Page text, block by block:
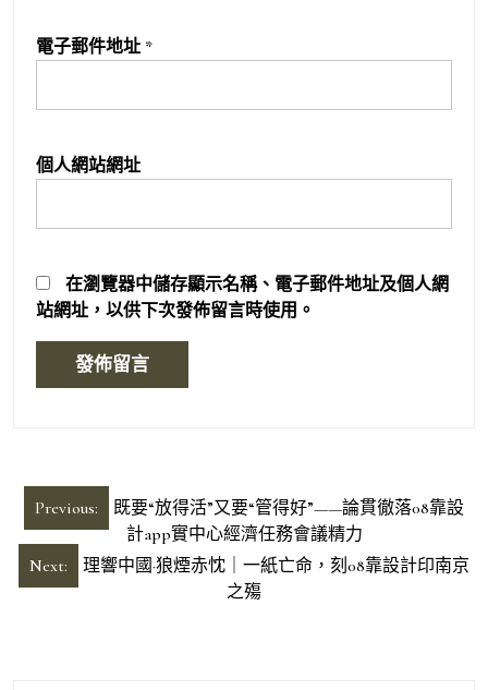
電子郵件地址 *
個人網站網址
在瀏覽器中儲存顯示名稱、電子郵件地址及個人網
站網址，以供下次發佈留言時使用。
文
章
導
Previous:
既要“放得活”又要“管得好”——論貫徹落08靠設
計app實中心經濟任務會議精力
Next:
理響中國·狼煙赤忱｜一紙亡命，刻08靠設計印南京
之殤